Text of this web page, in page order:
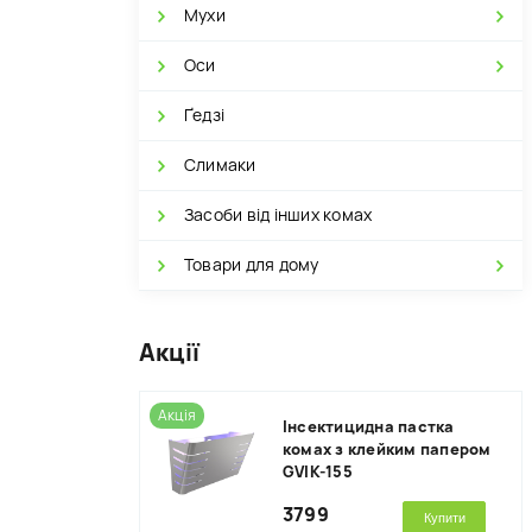
Мухи
Оси
Ґедзі
Слимаки
Засоби від інших комах
Товари для дому
Акції
Акція
Інсектицидна пастка
комах з клейким папером
GVIK-155
3799
Купити